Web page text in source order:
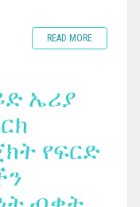
READ MORE
ኤሪያ
የፍርድ